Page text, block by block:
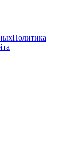
Политика